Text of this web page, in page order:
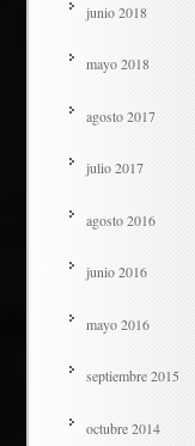
junio 2018
mayo 2018
agosto 2017
julio 2017
agosto 2016
junio 2016
mayo 2016
septiembre 2015
octubre 2014